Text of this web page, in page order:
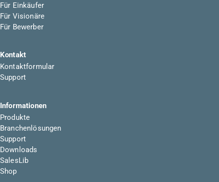
Für Einkäufer
Für Visionäre
Für Bewerber
Kontakt
Kontaktformular
Support
Informationen
Produkte
Branchenlösungen
Support
Downloads
SalesLib
Shop